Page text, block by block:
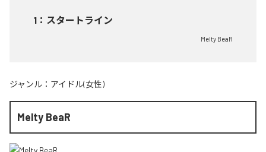
1 ： スタートライン
Melty BeaR
ジャンル： アイドル(女性)
Melty BeaR